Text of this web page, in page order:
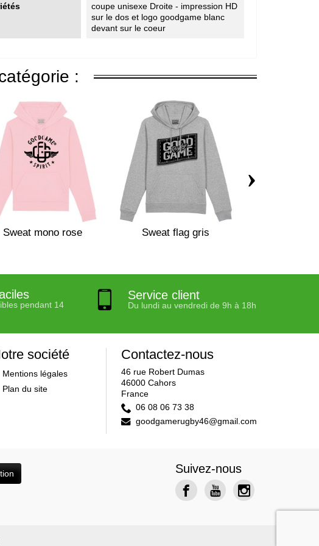
coupe unisexe Droite - impression HD
sur le dos et logo goodgame blanc
devant sur le coeur
:
Sweat mono rose Sweat flag gris
›
pendant 14
Service client
Du lundi au vendredi de 9h à 18h
société
Mentions légales
Plan du site
Contactez-nous
46 rue Robert Dumas
46000 Cahors
France
06 08 06 73 38
goodgamerugby46@gmail.com
Suivez-nous